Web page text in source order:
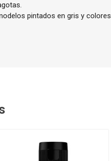
pintados en gris y colores